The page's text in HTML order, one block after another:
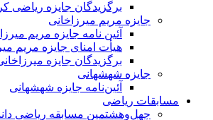
برگزیدگان جایزه ریاضی
جایزه مریم میرزاخانی
آئین نامه جایزه مریم
هیأت امنای جایزه مریم
برگزیدگان جایزه
جایزه شهشهانی
آئین‌نامه جایزه شهشهانی
مسابقات ریاضی
چهل‌و‌هشتمین مسابقه ریاضی